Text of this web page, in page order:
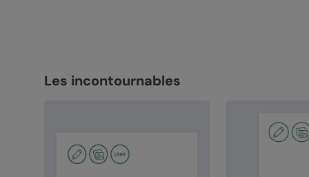
Les incontournables